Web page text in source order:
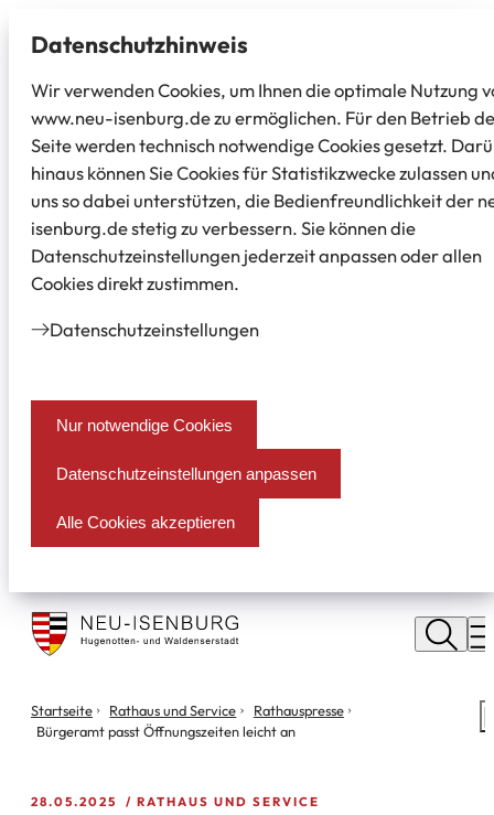
Datenschutz­hinweis
Wir verwenden Cookies, um Ihnen die optimale Nutzung
www.neu-isenburg.de zu ermöglichen. Für den Betrieb
Seite werden technisch notwendige Cookies gesetzt.
hinaus können Sie Cookies für Statistikzwecke zulassen
uns so dabei unterstützen, die Bedienfreundlichkeit der
isenburg.de stetig zu verbessern. Sie können die
Datenschutzeinstellungen jederzeit anpassen oder allen
Cookies direkt zustimmen.
Datenschutz­einstellungen
Nur notwendige Cookies
Datenschutzeinstellungen anpassen
Alle Cookies akzeptieren
Stadt
Neu
Isenburg
Sie
befinden
Startseite Rathaus und Service
Rathauspresse
Bürgeramt passt Öffnungszeiten leicht an
28.05.2025 RATHAUS UND SERVICE